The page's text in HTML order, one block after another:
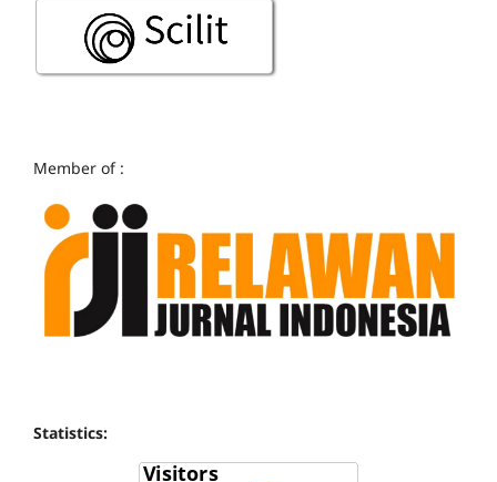
Member of :
Statistics: